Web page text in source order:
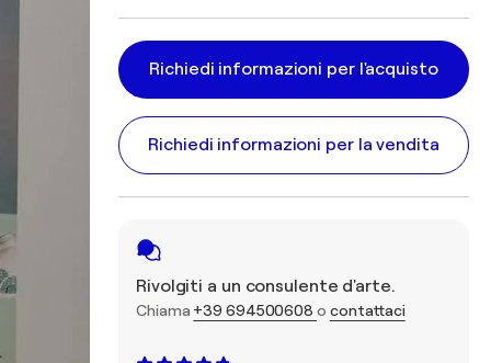
Richiedi informazioni per l'acquisto
Richiedi informazioni per la vendita
Rivolgiti a un consulente d'arte.
Chiama +39 694500608 o contattaci